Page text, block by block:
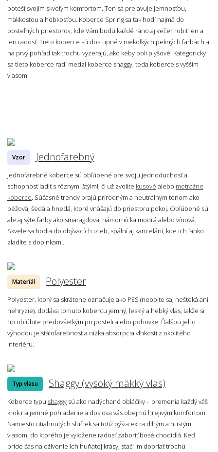
poteší svojím skvelým komfortom. Ten sa prejavuje jemnosťou,
mäkkosťou a hebkosťou. Koberce Spring sa tak hodí najmä do
posteľných priestorov, kde Vám budú každé ráno aj večer robiť len a
len radosť. Tieto koberce sú dostupné v niekoľkých pekných farbách a
na prvý pohľad tak trochu vyzerajú, ako keby boli plyšové. Kategoricky
sa tieto koberce radí medzi koberce shaggy, teda koberce s vyšším
vlasom.
Vzor Jednofarebný
Jednofarebné koberce sú obľúbené pre svoju jednoduchosť a
schopnosť ladiť s rôznymi štýlmi, či už zvolíte kusové alebo metrážne
koberce . Súčasné trendy prajú prírodným a neutrálnym tónom ako
béžová, šedá a hnedá, ktoré vnášajú do priestoru pokoj. Obľúbené sú
ale aj sýte farby ako smaragdová, námornícka modrá alebo vínová.
Skvele sa hodia do obývacích izieb, spální aj kancelárií, kde ich ľahko
zladíte s doplnkami.
Materiál Polyester
Polyester, ktorý sa skrátene označuje ako PES (nebojte sa, nešteká ani
nehryzie), dodáva tomuto kobercu jemný, lesklý a hebký vlas, takže si
ho obľúbite predovšetkým pri posteli alebo pohovke. Ďalšou jeho
výhodou je stálofarebnosť a nízka absorpcia vlhkosti z okolitého
interiéru.
Typ vlasu Shaggy (vysoký mäkký vlas)
Koberce typu shaggy sú ako nadýchané obláčiky – premenia každý váš
krok na jemné pohladenie a doslova vás obejmú hrejivým komfortom.
Namiesto utiahnutých slučiek sa totiž pýšia extra dlhým a hustým
vlasom, do ktorého je vyložene radosť zaboriť bosé chodidlá. Keď
príde čas na oživenie ich huňatej krásy, stačí im dopriať trochu